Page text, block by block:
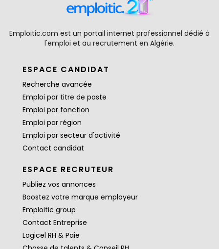
Emploitic.com est un portail internet professionnel dédié à
l'emploi et au recrutement en Algérie.
ESPACE CANDIDAT
Recherche avancée
Emploi par titre de poste
Emploi par fonction
Emploi par région
Emploi par secteur d'activité
Contact candidat
ESPACE RECRUTEUR
Publiez vos annonces
Boostez votre marque employeur
Emploitic group
Contact Entreprise
Logicel RH & Paie